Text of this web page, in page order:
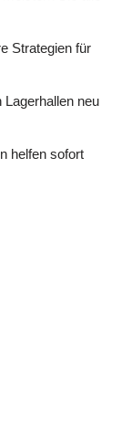
Strategien für
Lagerhallen neu
helfen sofort